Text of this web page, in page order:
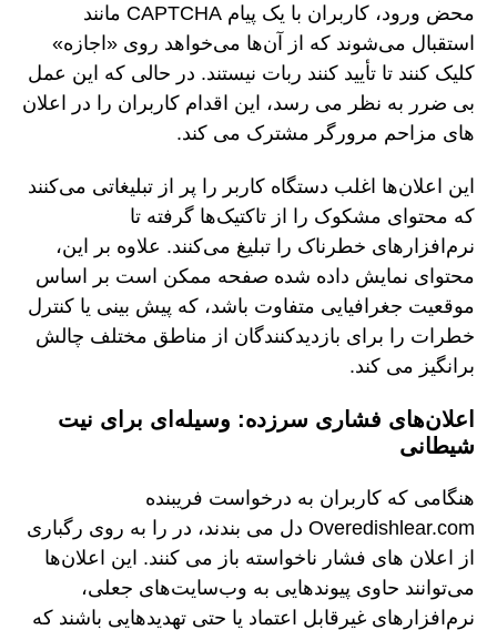
محض ورود، کاربران با یک پیام CAPTCHA مانند
استقبال می‌شوند که از آن‌ها می‌خواهد روی «اجازه»
کلیک کنند تا تأیید کنند ربات نیستند. در حالی که این عمل
بی ضرر به نظر می رسد، این اقدام کاربران را در اعلان
های مزاحم مرورگر مشترک می کند.
این اعلان‌ها اغلب دستگاه کاربر را پر از تبلیغاتی می‌کنند
که محتوای مشکوک را از تاکتیک‌ها گرفته تا
نرم‌افزارهای خطرناک را تبلیغ می‌کنند. علاوه بر این،
محتوای نمایش داده شده صفحه ممکن است بر اساس
موقعیت جغرافیایی متفاوت باشد، که پیش بینی یا کنترل
خطرات را برای بازدیدکنندگان از مناطق مختلف چالش
برانگیز می کند.
اعلان‌های فشاری سرزده: وسیله‌ای برای نیت
شیطانی
هنگامی که کاربران به درخواست فریبنده
Overedishlear.com دل می بندند، در را به روی رگباری
از اعلان های فشار ناخواسته باز می کنند. این اعلان‌ها
می‌توانند حاوی پیوندهایی به وب‌سایت‌های جعلی،
نرم‌افزارهای غیرقابل اعتماد یا حتی تهدیدهایی باشند که